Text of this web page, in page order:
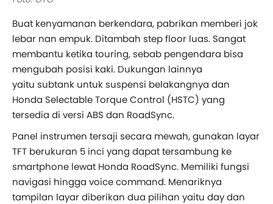
Buat kenyamanan berkendara, pabrikan memberi jok
lebar nan empuk. Ditambah step floor luas. Sangat
membantu ketika touring, sebab pengendara bisa
mengubah posisi kaki. Dukungan lainnya
yaitu subtank untuk suspensi belakangnya dan
Honda Selectable Torque Control (HSTC) yang
tersedia di versi ABS dan RoadSync.
Panel instrumen tersaji secara mewah, gunakan layar
TFT berukuran 5 inci yang dapat tersambung ke
smartphone lewat Honda RoadSync. Memiliki fungsi
navigasi hingga voice command. Menariknya
tampilan layar diberikan dua pilihan yaitu day dan